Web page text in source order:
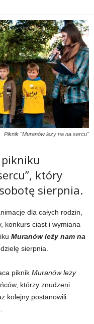
Piknik "Muranów leży na na sercu"
który
sierpnia.
dla całych rodzin,
konkurs ciast i wymiana
Muranów leży nam na
sierpnia.
piknik Muranów leży
którzy znudzeni
kolejny postanowili